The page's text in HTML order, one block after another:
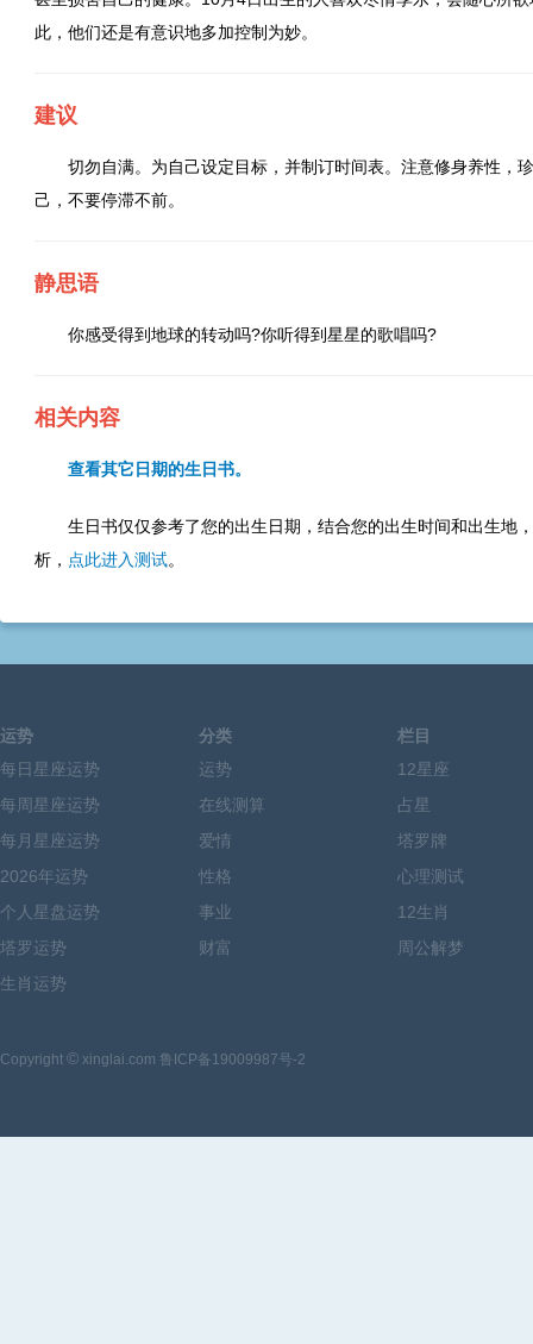
此，他们还是有意识地多加控制为妙。
建议
切勿自满。为自己设定目标，并制订时间表。注意修身养性，
己，不要停滞不前。
静思语
你感受得到地球的转动吗?你听得到星星的歌唱吗?
相关内容
查看其它日期的生日书。
生日书仅仅参考了您的出生日期，结合您的出生时间和出生地
析， 点此进入测试。
运势
每日星座运势
每周星座运势
每月星座运势
2026年运势
个人星盘运势
塔罗运势
生肖运势
分类
运势
在线测算
爱情
性格
事业
财富
栏目
12星座
占星
塔罗牌
心理测试
12生肖
周公解梦
Copyright © xinglai.com 鲁ICP备19009987号-2